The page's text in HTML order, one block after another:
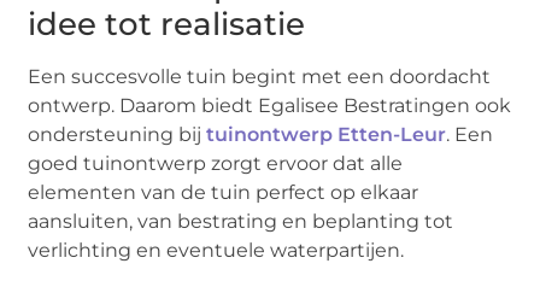
idee tot realisatie
Een succesvolle tuin begint met een doordacht
ontwerp. Daarom biedt Egalisee Bestratingen ook
ondersteuning bijtuinontwerp Etten-Leur. Een
goed tuinontwerp zorgt ervoor dat alle
elementen van de tuin perfect op elkaar
aansluiten, van bestrating en beplanting tot
verlichting en eventuele waterpartijen.